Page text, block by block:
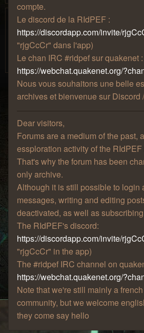
compte.
Le discord de la RIdPEF :
https://discordapp.com/invite/
"rjgCcCr" dans l'app)
Le chan IRC #ridpef sur quakenet :
https://webchat.quakenet.org/
Nous vous souhaitons une belle
archives et bienvenue sur Discord
Dear visitors,
Forums are a medium of the past,
essploration activity of the
That's why the forum has been
only archive.
Although it is still possible to login
messages, writing and editing
deactivated, as well as
The RIdPEF's discord:
https://discordapp.com/invite/
"rjgCcCr" in the app)
The #ridpef IRC channel on
https://webchat.quakenet.org/
Note that we're still mainly a
community, but we welcome
they come say hello
Jeux-vidéo
Parce que les jeux-vidéo c'est
ensemble, participer à la vie de
présenter votre collection ou
moment, c'est l'endroit !